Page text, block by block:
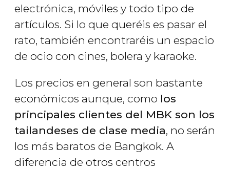
electrónica, móviles y todo tipo de
artículos. Si lo que queréis es pasar el
rato, también encontraréis un espacio
de ocio con cines, bolera y karaoke.
Los precios en general son bastante
económicos aunque, como los
principales clientes del MBK son los
tailandeses de clase media, no serán
los más baratos de Bangkok. A
diferencia de otros centros